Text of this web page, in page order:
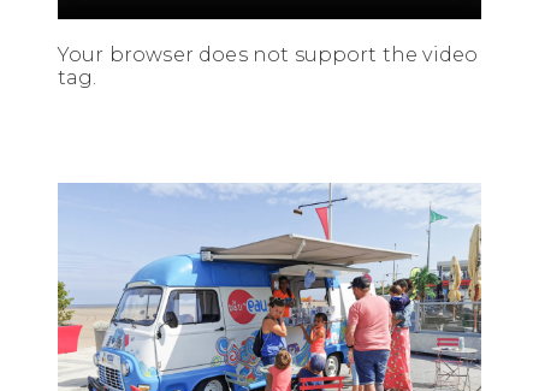
Your browser does not support the video
tag.